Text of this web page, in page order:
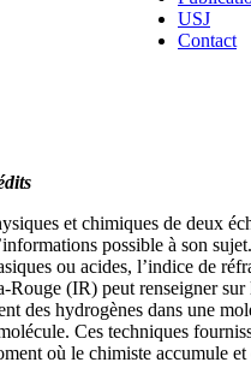
USJ
Contact
et chimiques de deux
possible à son
ou acides, l’indice de
Rouge (IR) peut renseigner
des hydrogènes dans une
Ces techniques
où le chimiste accumule